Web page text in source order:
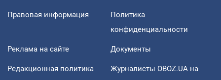
Правовая информация
Политика
конфиденциальности
Реклама на сайте Документы
Редакционная политика
Журналисты OBOZ.UA на